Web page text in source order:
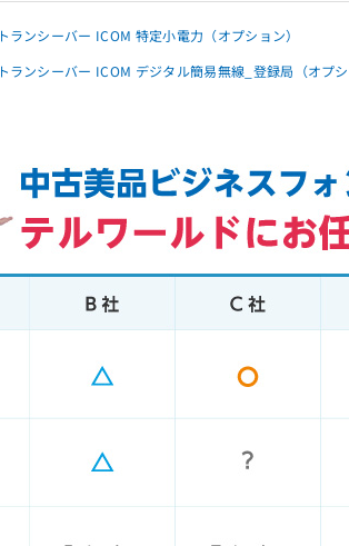
トランシーバー ICOM 特定小電力（オプション）
トランシーバー ICOM デジタル簡易無線_登録局（オプ